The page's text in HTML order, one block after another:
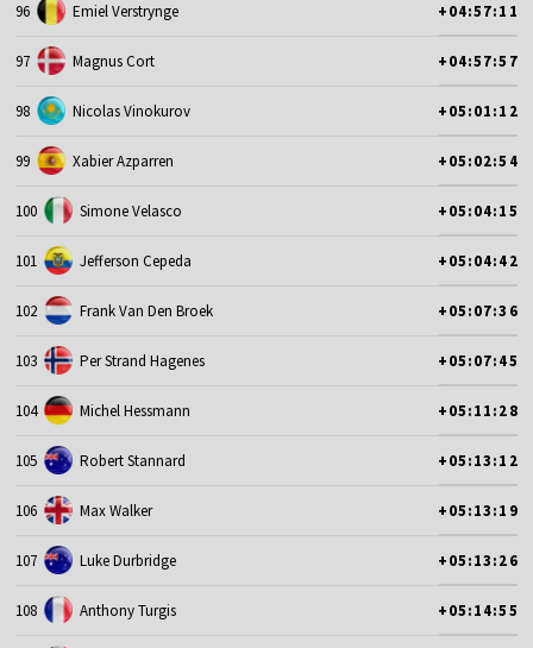
96 Emiel Verstrynge +04:57:11
97 Magnus Cort +04:57:57
98 Nicolas Vinokurov +05:01:12
99 Xabier Azparren +05:02:54
100 Simone Velasco +05:04:15
101 Jefferson Cepeda +05:04:42
102 Frank Van Den Broek +05:07:36
103 Per Strand Hagenes +05:07:45
104 Michel Hessmann +05:11:28
105 Robert Stannard +05:13:12
106 Max Walker +05:13:19
107 Luke Durbridge +05:13:26
108 Anthony Turgis +05:14:55